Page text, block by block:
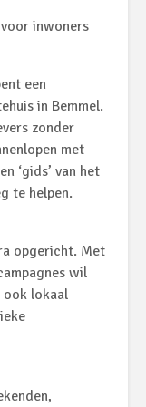
inwoners
een
in Bemmel.
zonder
met
‘gids’ van het
te helpen.
opgericht. Met
wil
ook lokaal